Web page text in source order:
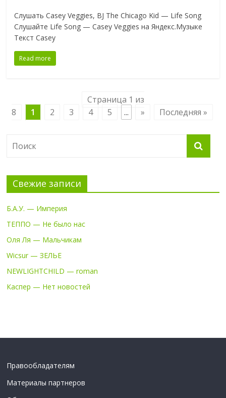
Слушать Casey Veggies, BJ The Chicago Kid — Life Song
Слушайте Life Song — Casey Veggies на Яндекс.Музыке
Текст Casey
Read more
Страница 1 из
8
1 2 3 4 5 ... » Последняя »
Свежие записи
Б.А.У. — Империя
ТЕППО — Не было нас
Оля Ля — Мальчикам
Wicsur — ЗЕЛЬЕ
NEWLIGHTCHILD — roman
Каспер — Нет новостей
Правообладателям
Материалы партнеров